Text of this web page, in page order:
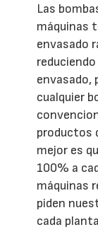
Las
máquinas
envasado
envasado,
cualquier
productos
mejor es
100% a
máquinas
piden
cada